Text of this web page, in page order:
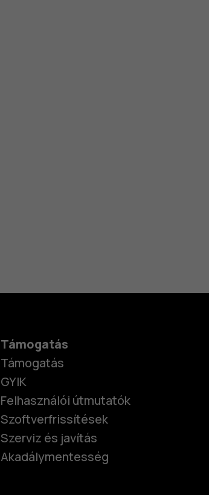
Támogatás
Támogatás
GYIK
Felhasználói útmutatók
Szoftverfrissítések
Szerviz és javítás
Akadálymentesség